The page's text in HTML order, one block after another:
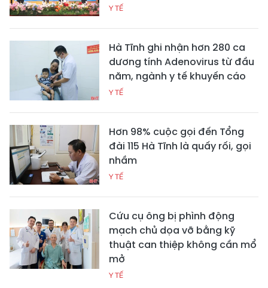
Y TẾ
Hà Tĩnh ghi nhận hơn 280 ca
dương tính Adenovirus từ đầu
năm, ngành y tế khuyến cáo
Y TẾ
Hơn 98% cuộc gọi đến Tổng
đài 115 Hà Tĩnh là quấy rối, gọi
nhầm
Y TẾ
Cứu cụ ông bị phình động
mạch chủ dọa vỡ bằng kỹ
thuật can thiệp không cần mổ
mở
Y TẾ